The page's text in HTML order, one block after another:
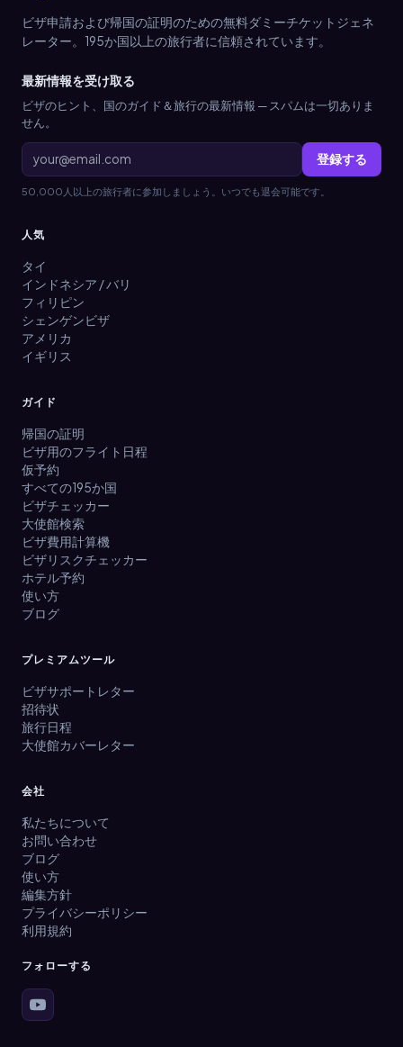
ビザ申請および帰国の証明のための無料ダミーチケットジェネ
レーター。195か国以上の旅行者に信頼されています。
最新情報を受け取る
ビザのヒント、国のガイド＆旅行の最新情報 — スパムは一切ありま
せん。
登録する
50,000人以上の旅行者に参加しましょう。いつでも退会可能です。
人気
タイ
インドネシア / バリ
フィリピン
シェンゲンビザ
アメリカ
イギリス
ガイド
帰国の証明
ビザ用のフライト日程
仮予約
すべての195か国
ビザチェッカー
大使館検索
ビザ費用計算機
ビザリスクチェッカー
ホテル予約
使い方
ブログ
プレミアムツール
ビザサポートレター
招待状
旅行日程
大使館カバーレター
会社
私たちについて
お問い合わせ
ブログ
使い方
編集方針
プライバシーポリシー
利用規約
フォローする